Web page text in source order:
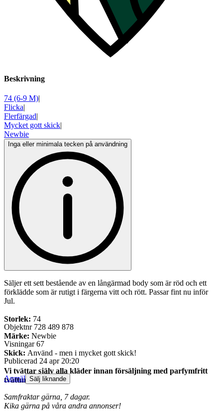
Beskrivning
74 (6-9 M)|
Flicka|
Flerfärgad|
Mycket gott skick|
Newbie
Inga eller minimala tecken på användning
Säljer ett sett bestående av en långärmad body som är röd och ett
förklädde som är rutigt i färgerna vitt och rött. Passar fint nu inför
Jul.
Storlek: 74
Märke: Newbie
Skick: Använd - men i mycket gott skick!
Vi tvättar själv alla kläder innan försäljning med parfymfritt
tvättmedel.
Samfraktar gärna, 7 dagar.
Kika gärna på våra andra annonser!
Objektnr 728 489 878
Visningar 67
Publicerad 24 apr 20:20
Anmäl Sälj liknande